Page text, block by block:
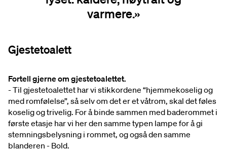
varmere.»
Gjestetoalett
Fortell gjerne om gjestetoalettet.
- Til gjestetoalettet har vi stikkordene “hjemmekoselig og
med romfølelse”, så selv om det er et våtrom, skal det føles
koselig og trivelig. For å binde sammen med baderommet i
første etasje har vi her den samme typen lampe for å gi
stemningsbelysning i rommet, og også den samme
blanderen - Bold.